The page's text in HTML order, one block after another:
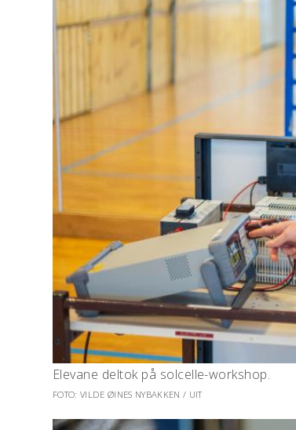
Elevane deltok på solcelle-workshop.
FOTO: VILDE ØINES NYBAKKEN / UIT